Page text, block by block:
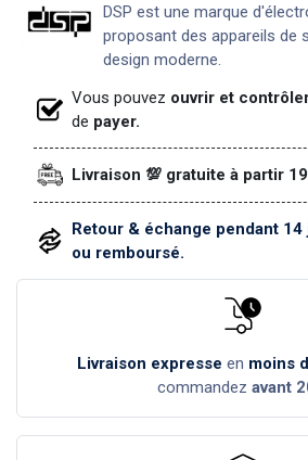
DSP est une marque
proposant des appareils de
design moderne.
Vous pouvez ouvrir et
de payer.
Livraison 💯 gratuite à partir
Retour & échange pendant
ou remboursé.
Livraison expresse en moins
commandez avant